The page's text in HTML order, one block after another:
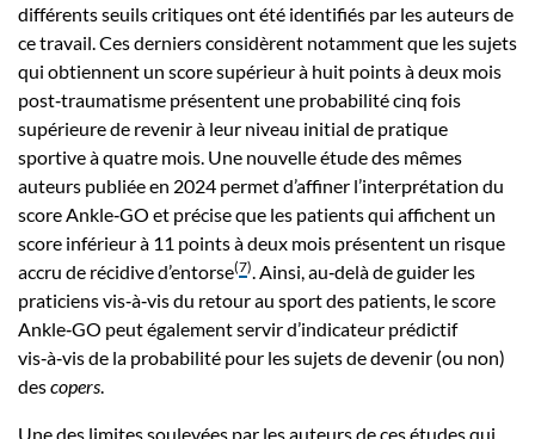
différents seuils critiques ont été identifiés par les auteurs de
ce travail. Ces derniers considèrent notamment que les sujets
qui obtiennent un score supérieur à huit points à deux mois
post‑traumatisme présentent une probabilité cinq fois
supérieure de revenir à leur niveau initial de pratique
sportive à quatre mois. Une nouvelle étude des mêmes
auteurs publiée en 2024 permet d’affiner l’interprétation du
score Ankle‑GO et précise que les patients qui affichent un
score inférieur à 11 points à deux mois présentent un risque
accru de récidive d’entorse(7) . Ainsi, au‑delà de guider les
praticiens vis‑à‑vis du retour au sport des patients, le score
Ankle‑GO peut également servir d’indicateur prédictif
vis‑à‑vis de la probabilité pour les sujets de devenir (ou non)
descopers
Une des limites soulevées par les auteurs de ces études qui